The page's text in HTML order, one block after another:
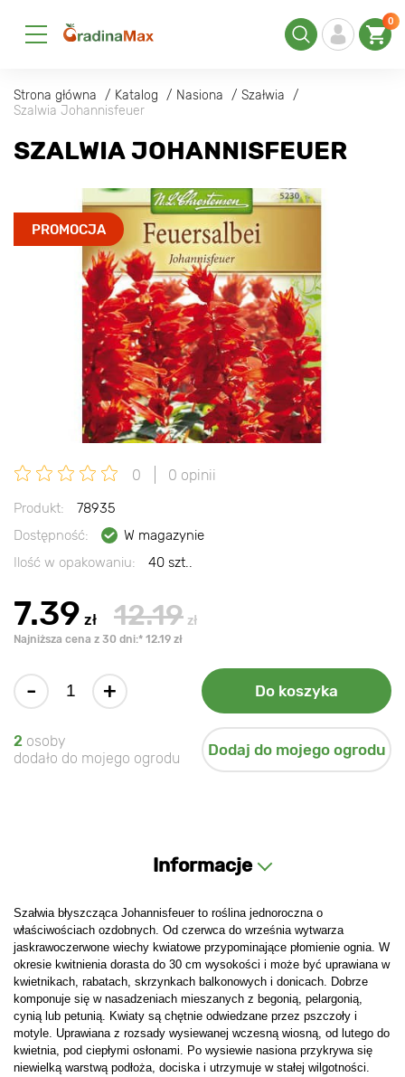
0
Strona główna Katalog Nasiona
Szałwia
Szalwia Johannisfeuer
SZALWIA JOHANNISFEUER
PROMOCJA
0 0 opinii
Produkt:
78935
Dostępność:
W magazynie
Ilość w opakowaniu:
40 szt..
7.39 zł 12.19 zł
Najniższa cena z 30 dni:* 12.19 zł
- + Do koszyka
2 osoby
dodało do mojego ogrodu
Dodaj do mojego ogrodu
Informacje
Szałwia błyszcząca Johannisfeuer to roślina jednoroczna o
właściwościach ozdobnych. Od czerwca do września wytwarza
jaskrawoczerwone wiechy kwiatowe przypominające płomienie ognia. W
okresie kwitnienia dorasta do 30 cm wysokości i może być uprawiana w
kwietnikach, rabatach, skrzynkach balkonowych i donicach. Dobrze
komponuje się w nasadzeniach mieszanych z begonią, pelargonią,
cynią lub petunią. Kwiaty są chętnie odwiedzane przez pszczoły i
motyle. Uprawiana z rozsady wysiewanej wczesną wiosną, od lutego do
kwietnia, pod ciepłymi osłonami. Po wysiewie nasiona przykrywa się
niewielką warstwą podłoża, dociska i utrzymuje w stałej wilgotności.